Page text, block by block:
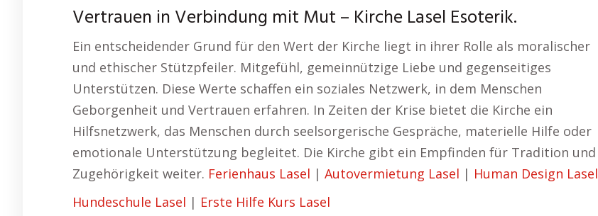
Vertrauen in Verbindung mit Mut – Kirche Lasel Esoterik.
Ein entscheidender Grund für den Wert der Kirche liegt in ihrer Rolle als moralischer
und ethischer Stützpfeiler. Mitgefühl, gemeinnützige Liebe und gegenseitiges
Unterstützen. Diese Werte schaffen ein soziales Netzwerk, in dem Menschen
Geborgenheit und Vertrauen erfahren. In Zeiten der Krise bietet die Kirche ein
Hilfsnetzwerk, das Menschen durch seelsorgerische Gespräche, materielle Hilfe oder
emotionale Unterstützung begleitet. Die Kirche gibt ein Empfinden für Tradition und
Zugehörigkeit weiter. Ferienhaus Lasel | Autovermietung Lasel | Human Design Lasel
Hundeschule Lasel | Erste Hilfe Kurs Lasel